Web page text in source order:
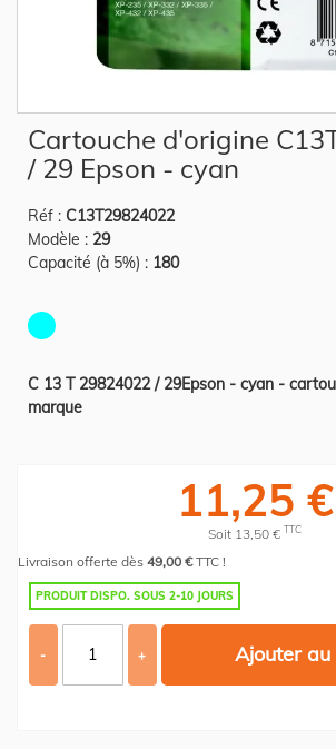
the
beginning
images
gallery
Cartouche d'origine
/ 29 Epson - cyan
Réf : C13T29824022
Modèle : 29
Capacité (à 5%) : 180
C 13 T 29824022 / 29Epson - cyan -
marque
11,25 €
Soit 13,50 € TTC
Livraison offerte dès 49,00 €TTC !
PRODUIT DISPO. SOUS 2-10 JOURS
- + Ajouter